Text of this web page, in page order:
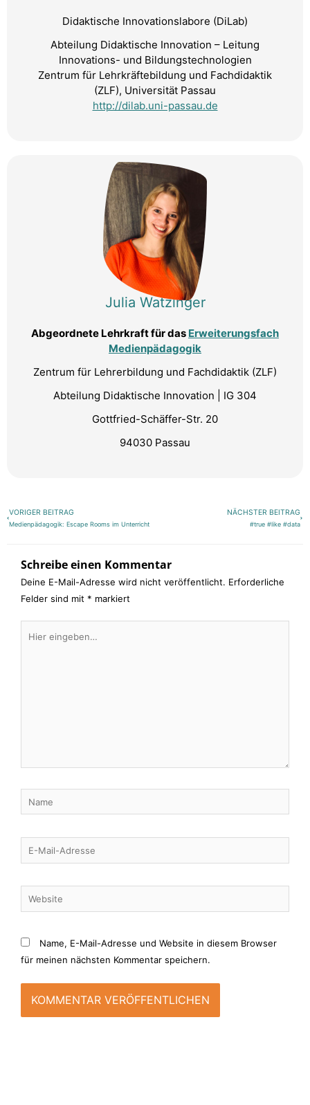
Didaktische Innovationslabore (DiLab)
Abteilung Didaktische Innovation – Leitung
Innovations- und Bildungstechnologien
Zentrum für Lehrkräftebildung und Fachdidaktik
(ZLF), Universität Passau
http://dilab.uni-passau.de
Julia Watzinger
Abgeordnete Lehrkraft für das Erweiterungsfach
Medienpädagogik
Zentrum für Lehrerbildung und Fachdidaktik (ZLF)
Abteilung Didaktische Innovation | IG 304
Gottfried-Schäffer-Str. 20
94030 Passau
Zurück
VORIGER BEITRAG
Medienpädagogik: Escape Rooms im Unterricht
NÄCHSTER BEITRAG
#true #like #data
Schreibe einen Kommentar
Deine E-Mail-Adresse wird nicht veröffentlicht. Erforderliche
Felder sind mit * markiert
eingeben…
Name
E-
Mail-
Website
Name, E-Mail-Adresse und Website in diesem Browser
für meinen nächsten Kommentar speichern.